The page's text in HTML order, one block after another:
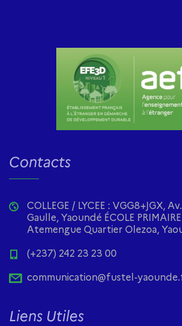
Contacts
COLLEGE / LYCEE : VGG8+JGX,
Gaulle, Yaoundé ÉCOLE
Atemengue Quartier Olezoa,
(+237) 242 23 23 00
communication@fustel-
Liens Utiles